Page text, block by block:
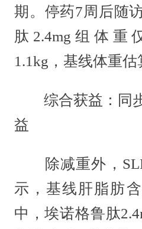
期。停药7周后随
肽2.4mg组体重
1.1kg，基线体重估
综合获益：同步
益
除减重外，
示，基线肝脂肪
中，埃诺格鲁肽